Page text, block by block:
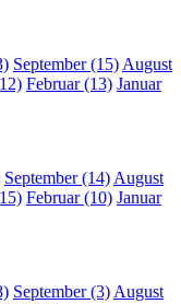
September (15) August
Februar (13) Januar
September (14) August
Februar (10) Januar
September (3) August